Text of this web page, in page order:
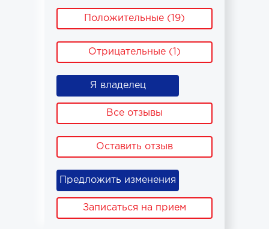
Положительные (19)
Отрицательные (1)
Я владелец
Все отзывы
Оставить отзыв
Предложить изменения
Записаться на прием